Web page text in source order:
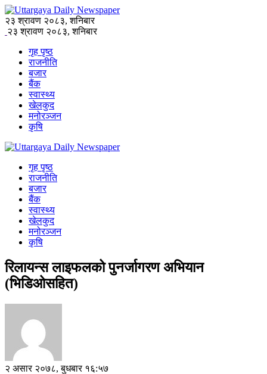
२३ श्रावण २०८३, शनिबार
२३ श्रावण २०८३, शनिबार
गृह पृष्ठ
राजनीति
बजार
बैंक
स्वास्थ्य
खेलकुद
मनोरञ्जन
कृषि
गृह पृष्ठ
राजनीति
बजार
बैंक
स्वास्थ्य
खेलकुद
मनोरञ्जन
कृषि
रिलायन्स लाइफलको पुनर्जागरण अभियान
(भिडिओसहित)
२ असार २०७८, बुधबार १६:५७